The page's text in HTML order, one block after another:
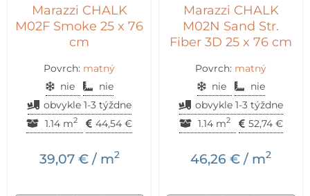
Marazzi CHALK
M02F Smoke 25 x 76
cm
Povrch: matný
nie
nie
obvykle 1-3 týždne
1.14 m2 44,54 €
39,07 €/ m2
Marazzi CHALK
M02N Sand Str.
Fiber 3D 25 x 76 cm
Povrch: matný
nie
nie
obvykle 1-3 týždne
1.14 m2 52,74 €
46,26 € / m2